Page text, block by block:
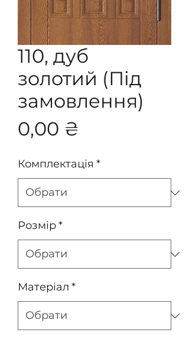
110, дуб
золотий (Під
замовлення)
0,00 ₴
Комплектація *
Розмір*
Матеріал *